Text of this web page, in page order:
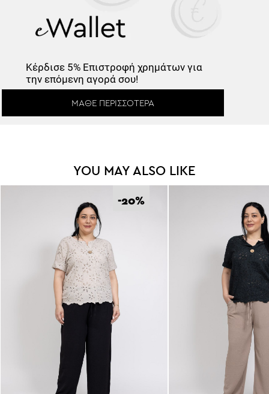
Κέρδισε 5% Επιστροφή χρημάτων για
την επόμενη αγορά σου!
ΜΆΘΕ ΠΕΡΙΣΣΌΤΕΡΑ
YOU MAY ALSO LIKE
-20%
ξεκλείδωσε τον εκπτωτικό κωδικό!
Έχω διαβάσει και αποδέχομαι τους